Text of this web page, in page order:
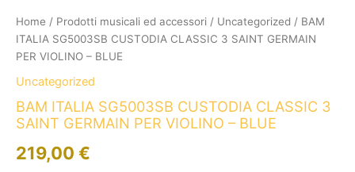
Home / Prodotti musicali ed accessori / Uncategorized / BAM
ITALIA SG5003SB CUSTODIA CLASSIC 3 SAINT GERMAIN
PER VIOLINO – BLUE
Uncategorized
BAM ITALIA SG5003SB CUSTODIA CLASSIC 3
SAINT GERMAIN PER VIOLINO – BLUE
219,00 €